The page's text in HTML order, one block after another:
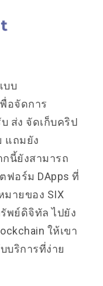
บบ
อจัดการ
ส่ง จัดเก็บคริป
แถมยัง
นี้ยังสามารถ
ฟอร์ม DApps ที่
มายของ SIX
พย์ดิจิทัล ไปยัง
ให้เขา
บริการที่ง่าย